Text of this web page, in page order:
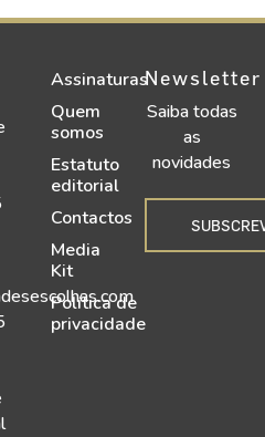
Assinaturas
Quem
somos
Estatuto
editorial
Contactos
Media
Kit
Política de
privacidade
Newsletter
Saiba todas
as
novidades